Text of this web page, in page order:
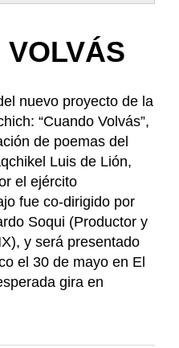
nuevo proyecto de la
“Cuando Volvás”,
de poemas del
Luis de Lión,
el ejército
fue co-dirigido por
Soqui (Productor y
y será presentado
el 30 de mayo en El
gira en